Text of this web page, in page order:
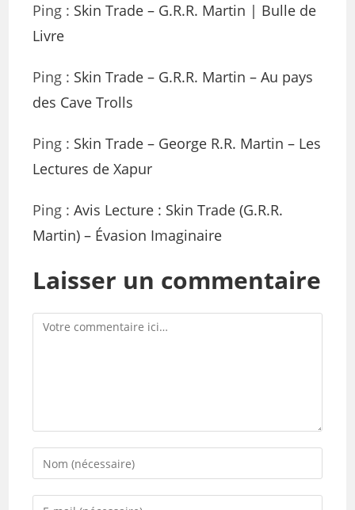
Ping : Skin Trade – G.R.R. Martin | Bulle de
Livre
Ping : Skin Trade – G.R.R. Martin – Au pays
des Cave Trolls
Ping : Skin Trade – George R.R. Martin – Les
Lectures de Xapur
Ping :Avis Lecture : Skin Trade (G.R.R.
Martin) – Évasion Imaginaire
Laisser un commentaire